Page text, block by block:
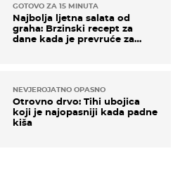
GOTOVO ZA 15 MINUTA
Najbolja ljetna salata od
graha: Brzinski recept za
dane kada je prevruće za
NEVJEROJATNO OPASNO
Otrovno drvo: Tihi ubojica
koji je najopasniji kada padne
kiša